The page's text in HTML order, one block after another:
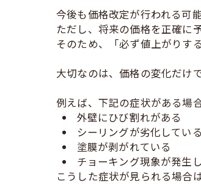
今後も価格改定が行われる可
ただし、将来の価格を正確に
そのため、「必ず値上がりす
大切なのは、価格の変化だけ
例えば、下記の症状がある場
外壁にひび割れがある
シーリングが劣化している
塗膜が剥がれている
チョーキング現象が発生
こうした症状が見られる場合